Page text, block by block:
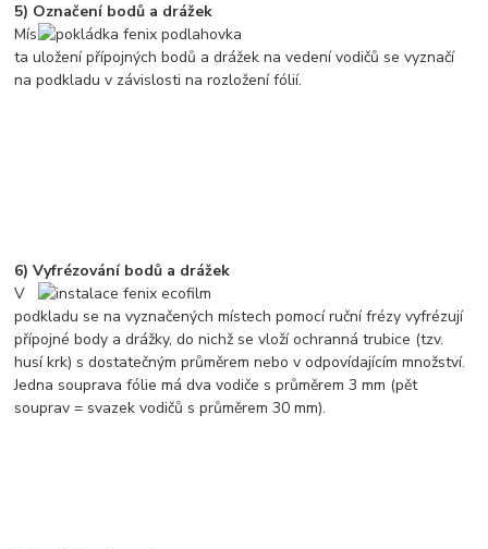
5) Označení bodů a drážek
Mís
ta uložení přípojných bodů a drážek na vedení vodičů se vyznačí
na podkladu v závislosti na rozložení fólií.
6) Vyfrézování bodů a drážek
V
podkladu se na vyznačených místech pomocí ruční frézy vyfrézují
přípojné body a drážky, do nichž se vloží ochranná trubice (tzv.
husí krk) s dostatečným průměrem nebo v odpovídajícím množství.
Jedna souprava fólie má dva vodiče s průměrem 3 mm (pět
souprav = svazek vodičů s průměrem 30 mm).